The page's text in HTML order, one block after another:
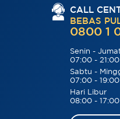
CALL
BEBAS
0800 1
Senin -
07:00 -
Sabtu -
07:00 -
Hari Libur
08:00 -